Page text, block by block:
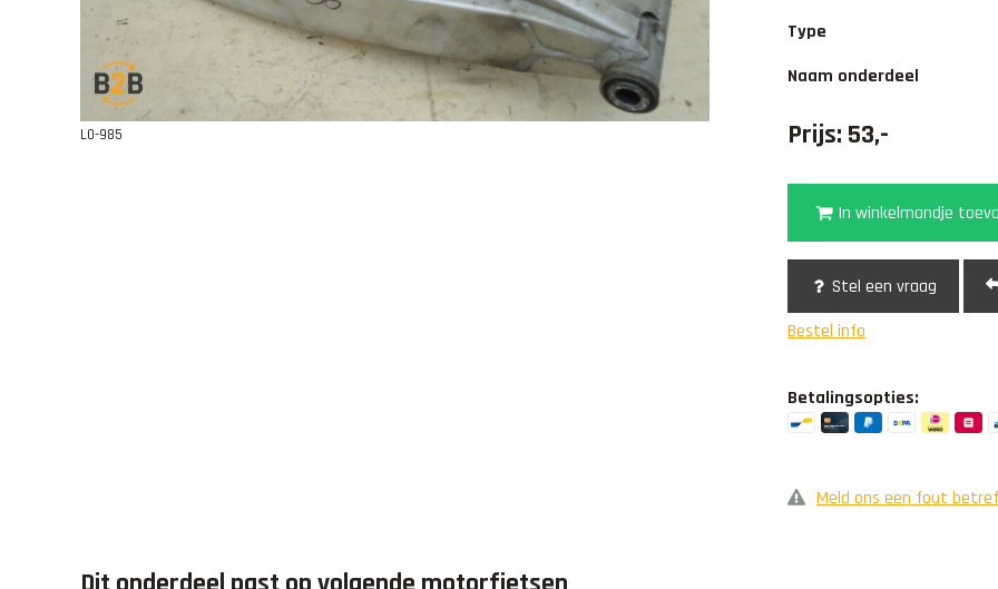
L0-985
Type
Naam onderdeel
Prijs: 53,-
In winkelmandje
Stel een vraag
Bestel info
Betalingsopties:
Meld ons een fout